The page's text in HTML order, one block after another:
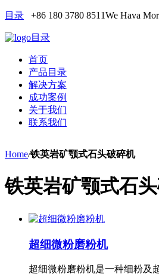
目录 +86 180 3780 8511We Hava
目录
首页
产品目录
解决方案
成功案例
关于我们
联系我们
Home/铁英岩矿颚式石头破碎机
铁英岩矿颚式石
超细微粉磨粉机
超细微粉磨粉机是一种细粉及